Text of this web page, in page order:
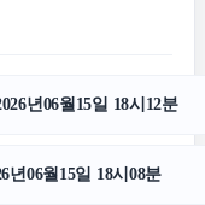
년06월15일 18시12분
06월15일 18시08분